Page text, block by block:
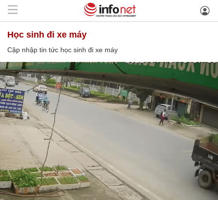
học sinh đi xe máy
Cập nhập tin tức học sinh đi xe máy